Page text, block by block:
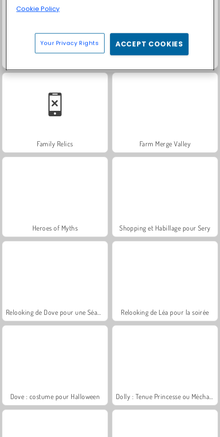
Family Relics Farm Merge Valley
Heroes of Myths Shopping et Habillage pour Sery
Relooking de Léa pour la soirée
Dove : costume pour Halloween
Cookie Policy
Your Privacy Rights ACCEPT COOKIES